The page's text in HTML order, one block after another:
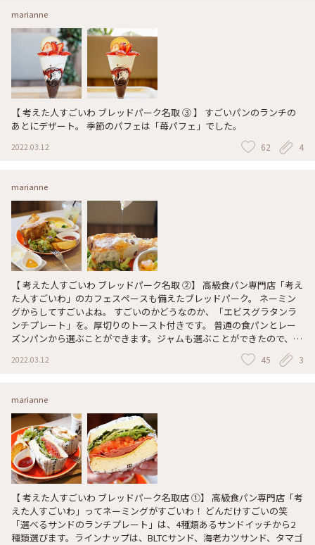
機会があれば行きたいなと思いました✨️😌💭 📸2025.3月某日 #考えた人
すごいわブレッドパーク名取 #パンカフェ #パン食べ放題 #ありすポー
クのステーキ #また行きたい #また食べたい #ランチタイム
marianne
【 考えた人すごいわ ブレッドパーク名取 ③ 】 すごいパンのランチの
あとにデザート。 季節のパフェは「苺パフェ」でした。
2022.03.12 62 4
marianne
【 考えた人すごいわ ブレッドパーク名取 ②】 高級食パン専門店「考え
た人すごいわ」のカフェスペースも備えたブレッドパーク。 ネーミン
グからしてすごいよね。 すごいのかどうなのか、「エビスグラタンラ
ンチプレート」を。厚切りのトースト付きです。 普通の食パンとレー
ズンパンから選ぶことができます。ジャムも選ぶことができたので、ハ
わふわ。国産のバターと岩手県産の「のだ塩」など、材料にもこだわっ
2022.03.12 45 3
marianne
【 考えた人すごいわ ブレッドパーク名取店 ①】 高級食パン専門店「考
えた人すごいわ」ってネーミングがすごいわ！ どんだけすごいの笑
「選べるサンドのランチプレート」は、4種類あるサンドイッチから2
種類選びます。ラインナップは、BLTCサンド、海老カツサンド、タマゴ